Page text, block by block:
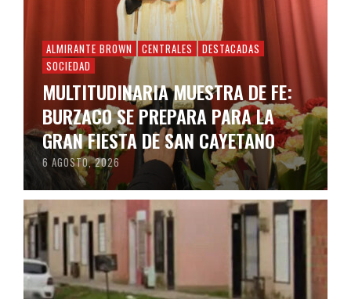
ALMIRANTE BROWN CENTRALES
DESTACADAS
SOCIEDAD
MULTITUDINARIA MUESTRA DE FE:
BURZACO SE PREPARA PARA LA
GRAN FIESTA DE SAN CAYETANO
6 AGOSTO, 2026